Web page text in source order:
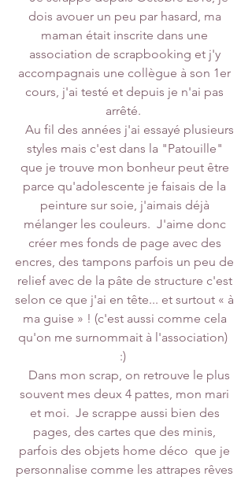
dois avouer un peu par hasard, ma
maman était inscrite dans une
association de scrapbooking et j'y
accompagnais une collègue à son 1er
cours, j'ai testé et depuis je n'ai pas
arrêté.
styles mais c'est dans la "Patouille"
que je trouve mon bonheur peut être
parce qu'adolescente je faisais de la
peinture sur soie, j'aimais déjà
mélanger les couleurs.  J'aime donc
créer mes fonds de page avec des
encres, des tampons parfois un peu de
relief avec de la pâte de structure c'est
selon ce que j'ai en tête... et surtout « à
ma guise » ! (c'est aussi comme cela
qu'on me surnommait à l'association)
:)
souvent mes deux 4 pattes, mon mari
et moi.  Je scrappe aussi bien des
pages, des cartes que des minis,
parfois des objets home déco  que je
personnalise comme les attrapes rêves